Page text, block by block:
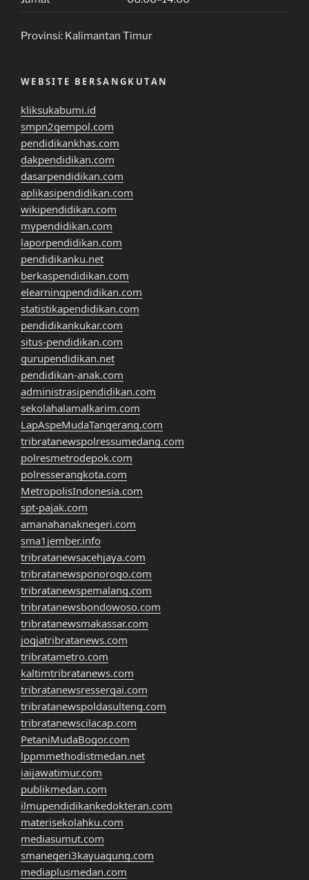
Provinsi: Kalimantan Timur
WEBSITE BERSANGKUTAN
kliksukabumi.id
smpn2gempol.com
pendidikankhas.com
dakpendidikan.com
dasarpendidikan.com
aplikasipendidikan.com
wikipendidikan.com
mypendidikan.com
laporpendidikan.com
pendidikanku.net
berkaspendidikan.com
elearningpendidikan.com
statistikapendidikan.com
pendidikankukar.com
situs-pendidikan.com
gurupendidikan.net
pendidikan-anak.com
administrasipendidikan.com
sekolahalamalkarim.com
LapAspeMudaTangerang.com
tribratanewspolressumedang.com
polresmetrodepok.com
polresserangkota.com
MetropolisIndonesia.com
spt-pajak.com
amanahanaknegeri.com
sma1jember.info
tribratanewsacehjaya.com
tribratanewsponorogo.com
tribratanewspemalang.com
tribratanewsbondowoso.com
tribratanewsmakassar.com
jogjatribratanews.com
tribratametro.com
kaltimtribratanews.com
tribratanewsressergai.com
tribratanewspoldasulteng.com
tribratanewscilacap.com
PetaniMudaBogor.com
lppmmethodistmedan.net
iaijawatimur.com
publikmedan.com
ilmupendidikankedokteran.com
materisekolahku.com
mediasumut.com
smanegeri3kayuagung.com
mediaplusmedan.com